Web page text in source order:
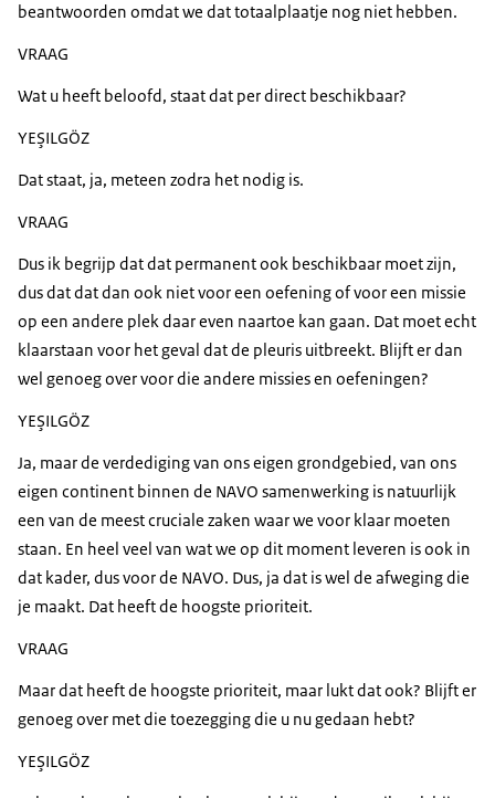
beantwoorden omdat we dat totaalplaatje nog niet hebben.
VRAAG
Wat u heeft beloofd, staat dat per direct beschikbaar?
YEŞILGÖZ
Dat staat, ja, meteen zodra het nodig is.
VRAAG
Dus ik begrijp dat dat permanent ook beschikbaar moet zijn,
dus dat dat dan ook niet voor een oefening of voor een missie
op een andere plek daar even naartoe kan gaan. Dat moet echt
klaarstaan voor het geval dat de pleuris uitbreekt. Blijft er dan
wel genoeg over voor die andere missies en oefeningen?
YEŞILGÖZ
Ja, maar de verdediging van ons eigen grondgebied, van ons
eigen continent binnen de NAVO samenwerking is natuurlijk
een van de meest cruciale zaken waar we voor klaar moeten
staan. En heel veel van wat we op dit moment leveren is ook in
dat kader, dus voor de NAVO. Dus, ja dat is wel de afweging die
je maakt. Dat heeft de hoogste prioriteit.
VRAAG
Maar dat heeft de hoogste prioriteit, maar lukt dat ook? Blijft er
genoeg over met die toezegging die u nu gedaan hebt?
YEŞILGÖZ